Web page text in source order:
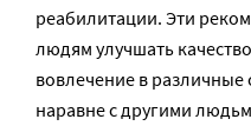
реабилитации. Эти
людям улучшать
вовлечение в
наравне с другими